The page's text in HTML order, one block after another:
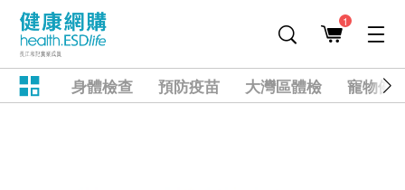
1
身體檢查 預防疫苗 大灣區體檢 寵物健